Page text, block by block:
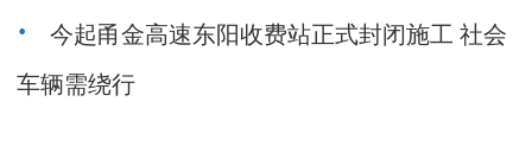
今起甬金高速东阳收费站正式封闭施工 社会
车辆需绕行